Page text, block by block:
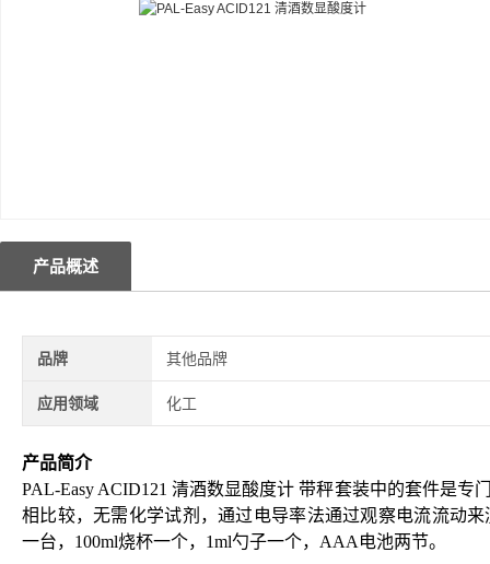
产品概述
品牌 其他品牌
应用领域 化工
产品简介
PAL-Easy ACID121 清酒数显酸度计 带秤套装中的套件是专
相比较，无需化学试剂，通过电导率法通过观察电流流动
一台， 100ml烧杯一个， 1ml勺子一个， AAA 电池两节。